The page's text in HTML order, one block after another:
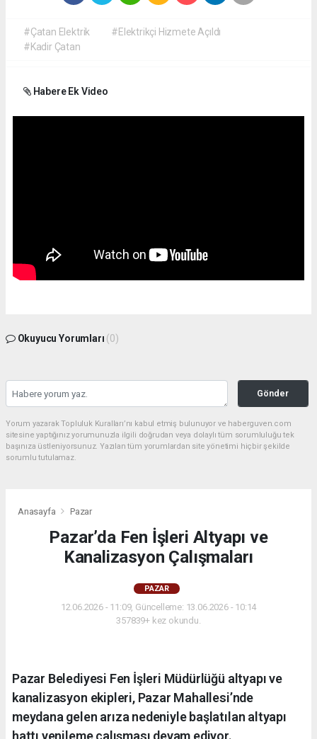
#Çatan Elektrik
#Elektrikçi Hizmete Açıldı
#Kadir Çatan
Habere Ek Video
Okuyucu Yorumları (0)
Gönder
Yorum yazarak Topluluk Kuralları’nı kabul etmiş bulunuyor ve haberguven.com
sitesine yaptığınız yorumunuzla ilgili doğrudan veya dolaylı tüm sorumluluğu tek
başınıza üstleniyorsunuz. Yazılan tüm yorumlardan site yönetimi hiçbir şekilde
sorumlu tutulamaz.
Anasayfa Pazar
Pazar’da Fen İşleri Altyapı ve
Kanalizasyon Çalışmaları
PAZAR
12.06.2026 - 11:09, Güncelleme: 13.06.2026 - 10:14
357839+ kez okundu.
Pazar Belediyesi Fen İşleri Müdürlüğü altyapı ve
kanalizasyon ekipleri, Pazar Mahallesi’nde
meydana gelen arıza nedeniyle başlatılan altyapı
hattı yenileme çalışması devam ediyor.